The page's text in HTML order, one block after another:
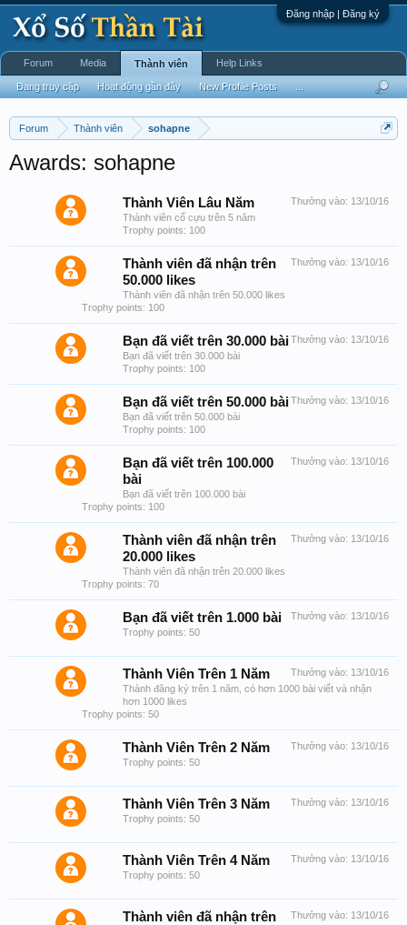
Đăng nhập | Đăng ký
Forum Thành viên sohapne
Awards: sohapne
Thưởng vào: 13/10/16
Thành Viên Lâu Năm
Thành viên cổ cựu trên 5 năm
Trophy points: 100
Thưởng vào: 13/10/16
Thành viên đã nhận trên
50.000 likes
Thành viên đã nhận trên 50.000 likes
Trophy points: 100
Thưởng vào: 13/10/16
Bạn đã viết trên 30.000 bài
Bạn đã viết trên 30.000 bài
Trophy points: 100
Thưởng vào: 13/10/16
Bạn đã viết trên 50.000 bài
Bạn đã viết trên 50.000 bài
Trophy points: 100
Thưởng vào: 13/10/16
Bạn đã viết trên 100.000
bài
Bạn đã viết trên 100.000 bài
Trophy points: 100
Thưởng vào: 13/10/16
Thành viên đã nhận trên
20.000 likes
Thành viên đã nhận trên 20.000 likes
Trophy points: 70
Thưởng vào: 13/10/16
Bạn đã viết trên 1.000 bài
Trophy points: 50
Thưởng vào: 13/10/16
Thành Viên Trên 1 Năm
Thành đăng ký trên 1 năm, có hơn 1000 bài viết và nhận
hơn 1000 likes
Trophy points: 50
Thưởng vào: 13/10/16
Thành Viên Trên 2 Năm
Trophy points: 50
Thưởng vào: 13/10/16
Thành Viên Trên 3 Năm
Trophy points: 50
Thưởng vào: 13/10/16
Thành Viên Trên 4 Năm
Trophy points: 50
Thưởng vào: 13/10/16
Thành viên đã nhận trên
Forum Media Thành viên
Đang truy cập Hoạt động gần đây New Profile Posts
Help Links